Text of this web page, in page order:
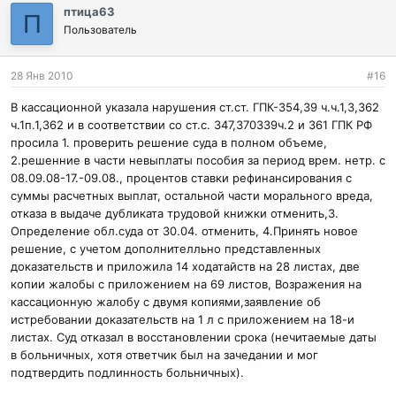
П птица63
Пользователь
28 Янв 2010 #16
В кассационной указала нарушения ст.ст. ГПК-354,39 ч.ч.1,3,362
ч.1п.1,362 и в соответствии со ст.с. 347,370339ч.2 и 361 ГПК РФ
просила 1. проверить решение суда в полном объеме,
2.решенние в части невыплаты пособия за период врем. нетр. с
08.09.08-17.-09.08., процентов ставки рефинансирования с
суммы расчетных выплат, остальной части морального вреда,
отказа в выдаче дубликата трудовой книжки отменить,3.
Определение обл.суда от 30.04. отменить, 4.Принять новое
решение, с учетом дополнителльно представленных
доказательств и приложила 14 ходатайств на 28 листах, две
копии жалобы с приложением на 69 листов, Возражения на
кассационную жалобу с двумя копиями,заявление об
истребовании доказательств на 1 л с приложением на 18-и
листах. Суд отказал в восстановлении срока (нечитаемые даты
в больничных, хотя ответчик был на зачедании и мог
подтвердить подлинность больничных).